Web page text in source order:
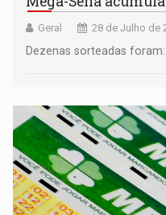
Geral 28 de Julho de
Dezenas sorteadas